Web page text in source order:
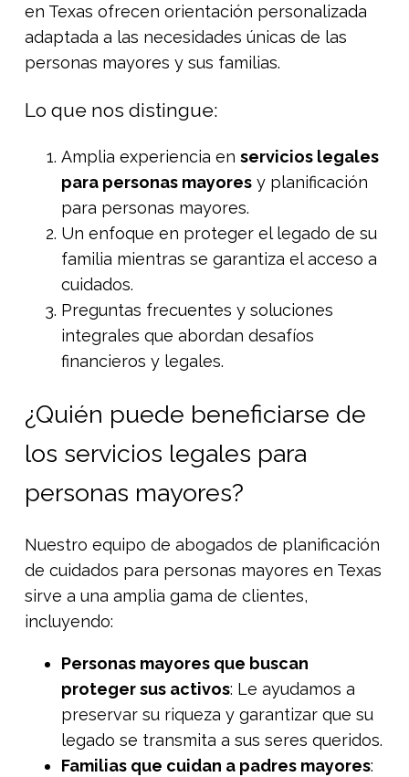
en Texas ofrecen orientación personalizada
adaptada a las necesidades únicas de las
personas mayores y sus familias.
Lo que nos distingue:
Amplia experiencia en servicios legales
para personas mayores y planificación
para personas mayores.
Un enfoque en proteger el legado de su
familia mientras se garantiza el acceso a
cuidados.
Preguntas frecuentes y soluciones
integrales que abordan desafíos
financieros y legales.
¿Quién puede beneficiarse de
los servicios legales para
personas mayores?
Nuestro equipo de abogados de planificación
de cuidados para personas mayores en Texas
sirve a una amplia gama de clientes,
incluyendo:
Personas mayores que buscan
proteger sus activos: Le ayudamos a
preservar su riqueza y garantizar que su
legado se transmita a sus seres queridos.
Familias que cuidan a padres mayores: